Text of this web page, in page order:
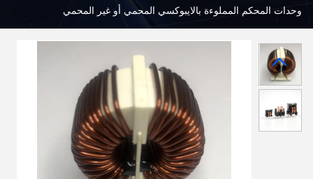
وحدات المحكم المملوءة بالايبوكسي المحمي أو غير المحمي